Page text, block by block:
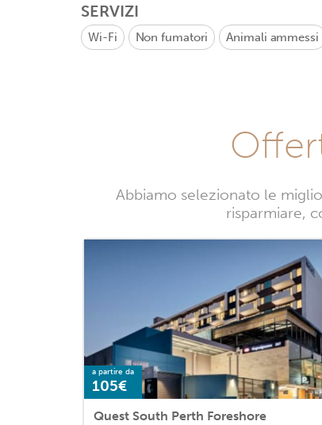
SERVIZI
Wi-Fi Non fumatori Animali ammessi
Abbiamo selezionato le
risparmiare,
a partire da
105€
Quest South Perth Foreshore